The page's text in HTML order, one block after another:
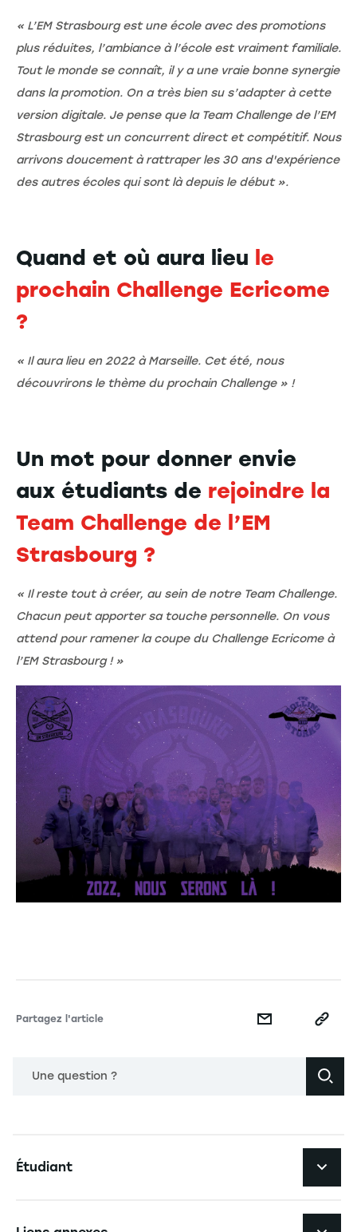
« L’EM Strasbourg est une école avec des promotions
plus réduites, l’ambiance à l’école est vraiment familiale.
Tout le monde se connaît, il y a une vraie bonne synergie
dans la promotion. On a très bien su s’adapter à cette
version digitale. Je pense que la Team Challenge de l’EM
Strasbourg est un concurrent direct et compétitif. Nous
arrivons doucement à rattraper les 30 ans d'expérience
des autres écoles qui sont là depuis le début ».
Quand et où aura lieu le
prochain Challenge Ecricome
?
« Il aura lieu en 2022 à Marseille. Cet été, nous
découvrirons le thème du prochain Challenge » !
Un mot pour donner envie
aux étudiants de rejoindre la
Team Challenge de l’EM
Strasbourg ?
« Il reste tout à créer, au sein de notre Team Challenge.
Chacun peut apporter sa touche personnelle. On vous
attend pour ramener la coupe du Challenge Ecricome à
l’EM Strasbourg ! »
Partagez l'article
Une question ?
Étudiant